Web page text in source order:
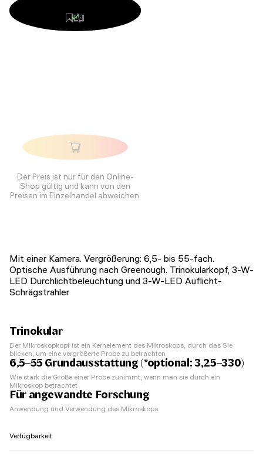
Der Preis ist nur für den Online-
Shop gültig und kann von den
Preisen im Einzelhandel abweichen.
Mit einer Kamera. Vergrößerung: 6,5- bis 55-fach.
Optische Ausführung nach Greenough. Trinokularkopf, 3-W-
LED Durchlichtbeleuchtung und 3-W-LED Auflicht-
Schrägstrahler
Trinokular
Der Mikroskopkopf ist ein Kernelement des Mikroskops, durch das Sie
blicken, um eine vergrößerte Probe zu betrachten
6,5–55 Grundausstattung (*optional: 3,25–330)
Wie stark die Größe einer Probe zunimmt, wenn man sie durch ein
Mikroskop betrachtet
Für angewandte Forschung
Anwendung und Verwendung des Mikroskops
Verfügbarkeit